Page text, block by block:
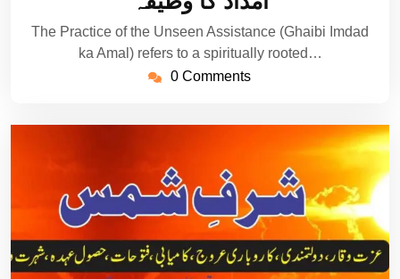
The Practice of the Unseen Assistance (Ghaibi Imdad
ka Amal) refers to a spiritually rooted…
0 Comments